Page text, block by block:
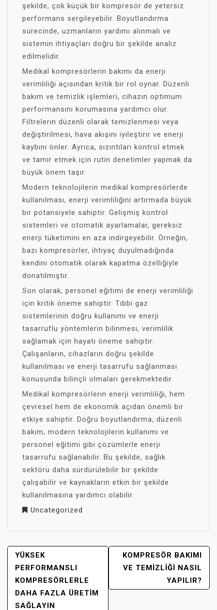
şekilde, çok küçük bir kompresör de yetersiz
performans sergileyebilir. Boyutlandırma
sürecinde, uzmanların yardımı alınmalı ve
sistemin ihtiyaçları doğru bir şekilde analiz
edilmelidir.
Medikal kompresörlerin bakımı da enerji
verimliliği açısından kritik bir rol oynar. Düzenli
bakım ve temizlik işlemleri, cihazın optimum
performansını korumasına yardımcı olur.
Filtrelerin düzenli olarak temizlenmesi veya
değiştirilmesi, hava akışını iyileştirir ve enerji
kaybını önler. Ayrıca, sızıntıları kontrol etmek
ve tamir etmek için rutin denetimler yapmak da
büyük önem taşır.
Modern teknolojilerin medikal kompresörlerde
kullanılması, enerji verimliliğini artırmada büyük
bir potansiyele sahiptir. Gelişmiş kontrol
sistemleri ve otomatik ayarlamalar, gereksiz
enerji tüketimini en aza indirgeyebilir. Örneğin,
bazı kompresörler, ihtiyaç duyulmadığında
kendini otomatik olarak kapatma özelliğiyle
donatılmıştır.
Son olarak, personel eğitimi de enerji verimliliği
için kritik öneme sahiptir. Tıbbi gaz
sistemlerinin doğru kullanımı ve enerji
tasarruflu yöntemlerin bilinmesi, verimlilik
sağlamak için hayati öneme sahiptir.
Çalışanların, cihazların doğru şekilde
kullanılması ve enerji tasarrufu sağlanması
konusunda bilinçli olmaları gerekmektedir.
Medikal kompresörlerin enerji verimliliği, hem
çevresel hem de ekonomik açıdan önemli bir
etkiye sahiptir. Doğru boyutlandırma, düzenli
bakım, modern teknolojilerin kullanımı ve
personel eğitimi gibi çözümlerle enerji
tasarrufu sağlanabilir. Bu şekilde, sağlık
sektörü daha sürdürülebilir bir şekilde
çalışabilir ve kaynakların etkin bir şekilde
kullanılmasına yardımcı olabilir.
Uncategorized
YAZI
GEZINMESI
YÜKSEK
PERFORMANSLI
KOMPRESÖRLERLE
DAHA FAZLA ÜRETIM
SAĞLAYIN
KOMPRESÖR BAKIMI
VE TEMIZLIĞI NASIL
YAPILIR?